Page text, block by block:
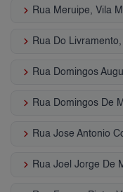
keyboard_arrow_right Rua Meruipe, Vila
keyboard_arrow_right Rua Do
keyboard_arrow_right Rua Domingos
keyboard_arrow_right Rua Domingos De
keyboard_arrow_right Rua Jose Antonio
keyboard_arrow_right Rua Joel Jorge De